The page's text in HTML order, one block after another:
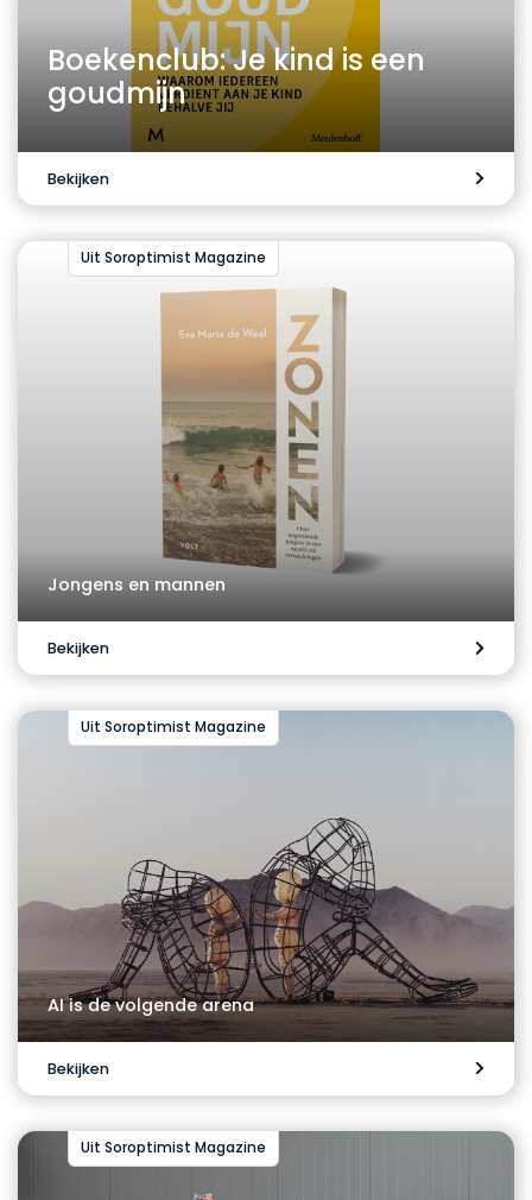
Boekenclub: Je kind is een
goudmijn
Bekijken
Uit Soroptimist Magazine
Jongens en mannen
Bekijken
Uit Soroptimist Magazine
AI is de volgende arena
Bekijken
Uit Soroptimist Magazine